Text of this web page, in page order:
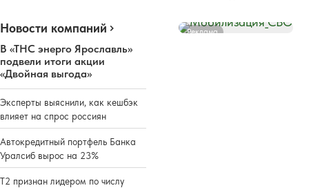
Новости компаний
В «ТНС энерго Ярославль»
подвели итоги акции
«Двойная выгода»
Эксперты выяснили, как кешбэк
влияет на спрос россиян
Автокредитный портфель Банка
Уралсиб вырос на 23%
Т2 признан лидером по числу
Реклама